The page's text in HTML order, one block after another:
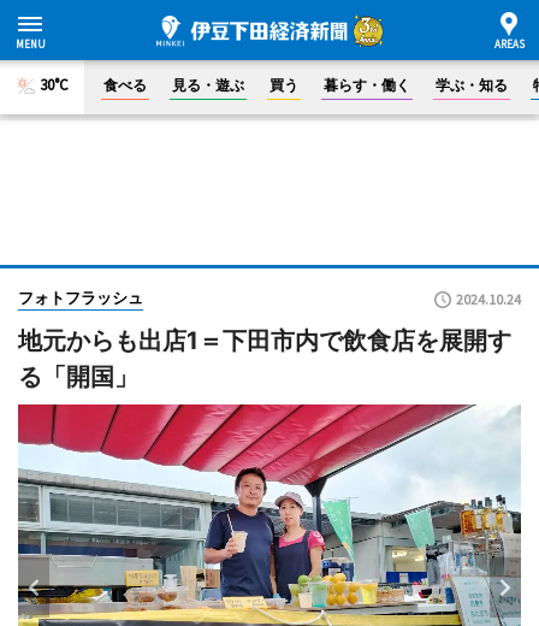
30°C 食べる 見る・遊ぶ 買う 暮らす・働く 学ぶ・知る
フォトフラッシュ 2024.10.24
地元からも出店1＝下田市内で飲食店を展開す
る「開国」